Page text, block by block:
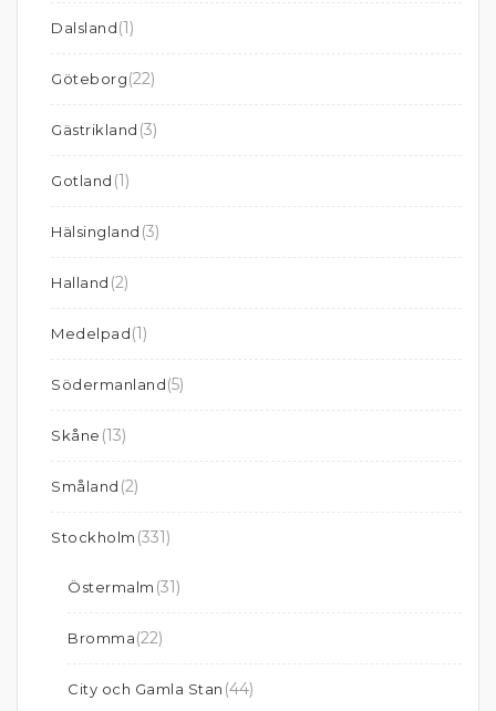
Dalsland(1)
Göteborg(22)
Gästrikland (3)
Gotland (1)
Hälsingland (3)
Halland (2)
Medelpad(1)
Södermanland(5)
Skåne (13)
Småland (2)
Stockholm (331)
Östermalm (31)
Bromma(22)
City och Gamla Stan (44)